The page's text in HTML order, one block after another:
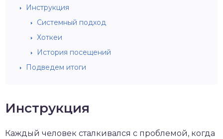
Инструкция
Системный подход
Хоткеи
История посещений
Подведем итоги
Инструкция
Каждый человек сталкивался с проблемой, когда